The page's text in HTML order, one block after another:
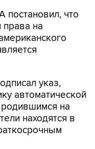
что
права на
указ,
автоматической
на
находятся в